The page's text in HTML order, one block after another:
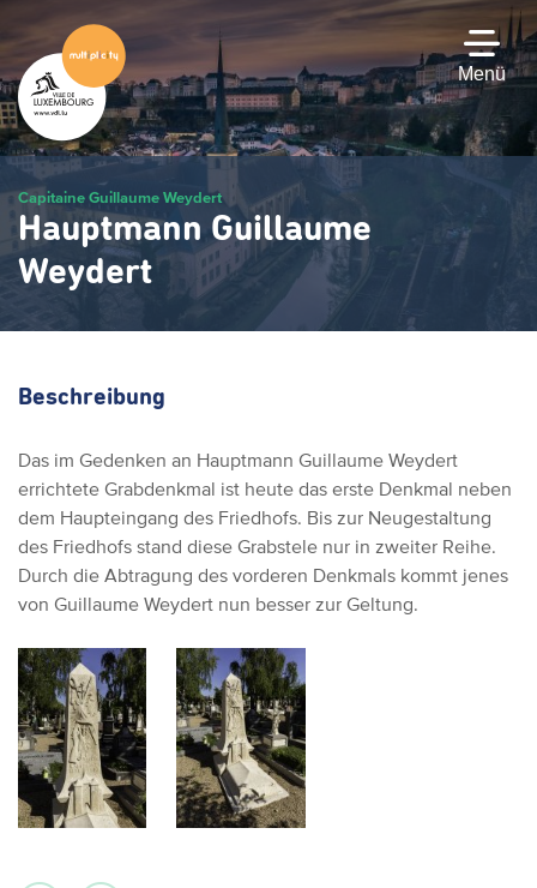
Hauptinhalt
gehen
Menü
Capitaine Guillaume Weydert
Hauptmann Guillaume
Weydert
Beschreibung
Das im Gedenken an Hauptmann Guillaume Weydert
errichtete Grabdenkmal ist heute das erste Denkmal neben
dem Haupteingang des Friedhofs. Bis zur Neugestaltung
des Friedhofs stand diese Grabstele nur in zweiter Reihe.
Durch die Abtragung des vorderen Denkmals kommt jenes
von Guillaume Weydert nun besser zur Geltung.